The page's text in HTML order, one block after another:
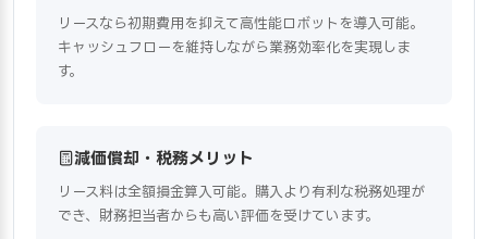
リースなら初期費用を抑えて高性能ロボットを導入可能。
キャッシュフローを維持しながら業務効率化を実現しま
す。
減価償却・税務メリット
リース料は全額損金算入可能。購入より有利な税務処理が
でき、財務担当者からも高い評価を受けています。